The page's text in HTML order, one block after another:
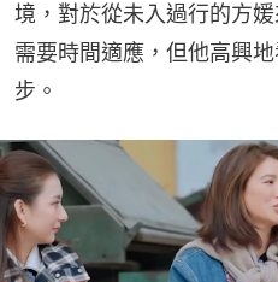
境，對於從未入過行的方
需要時間適應，但他高興
步。